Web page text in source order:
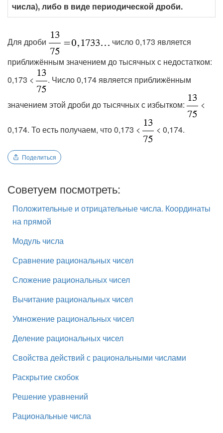
числа), либо в виде периодической дроби.
Для дроби
число 0,173 является
приближённым значением до тысячных с недостатком:
0,173 <
. Число 0,174 является приближённым
значением этой дроби до тысячных с избытком: <
0,174. То есть получаем, что 0,173 < < 0,174.
Поделиться
Советуем посмотреть:
Положительные и отрицательные числа. Координаты
на прямой
Модуль числа
Сравнение рациональных чисел
Сложение рациональных чисел
Вычитание рациональных чисел
Умножение рациональных чисел
Деление рациональных чисел
Свойства действий с рациональными числами
Раскрытие скобок
Решение уравнений
Рациональные числа